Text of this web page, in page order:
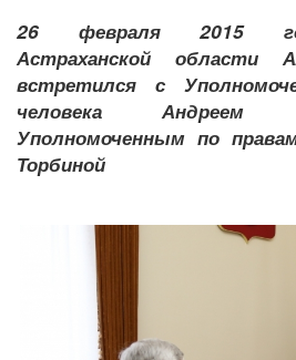
26 февраля 2015
Астраханской области
встретился с
человека
Уполномоченным по
Торбиной